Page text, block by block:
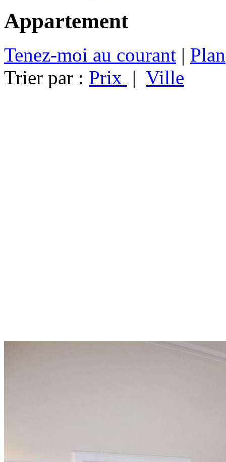
Appartement
Tenez-moi au courant | Plan
Trier par : Prix | Ville